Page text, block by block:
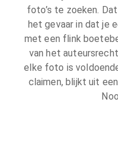
foto’s te zoeken.
het gevaar in dat je
met een flink
van het
elke foto is
claimen, blijkt uit